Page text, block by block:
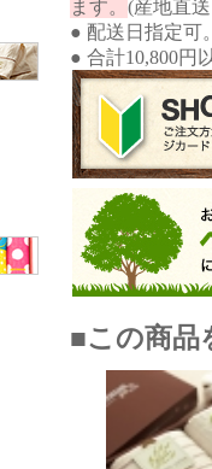
ます。 (産地直
● 配送日指定可
● 合計10,800円
■この商品